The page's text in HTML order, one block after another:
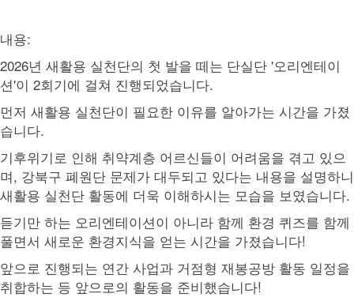
내용:
2026년 새활용 실천단의 첫 발을 떼는 단실단 '오리엔테이
션'이 2회기에 걸쳐 진행되었습니다.
먼저 새활용 실천단이 필요한 이유를 알아가는 시간을 가졌
습니다.
기후위기로 인해 취약계층 어르신들이 어려움을 겪고 있으
며, 강북구 폐원단 문제가 대두되고 있다는 내용을 설명하니
새활용 실천단 활동에 더욱 이해하시는 모습을 보였습니다.
듣기만 하는 오리엔테이션이 아니라 함께 환경 퀴즈를 함께
풀면서 새로운 환경지식을 얻는 시간을 가졌습니다!
앞으로 진행되는 연간 사업과 거점형 재봉공방 활동 일정을
취합하는 등 앞으로의 활동을 준비했습니다!